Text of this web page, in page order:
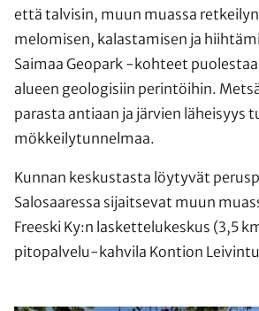
että talvisin, muun muassa
melomisen, kalastamisen ja
Saimaa Geopark -kohteet
alueen geologisiin perintöihin.
parasta antiaan ja järvien läheisyys
mökkeilytunnelmaa.
Kunnan keskustasta löytyvät
Salosaaressa sijaitsevat muun
Freeski Ky:n laskettelukeskus (3,5
pitopalvelu-kahvila Kontion